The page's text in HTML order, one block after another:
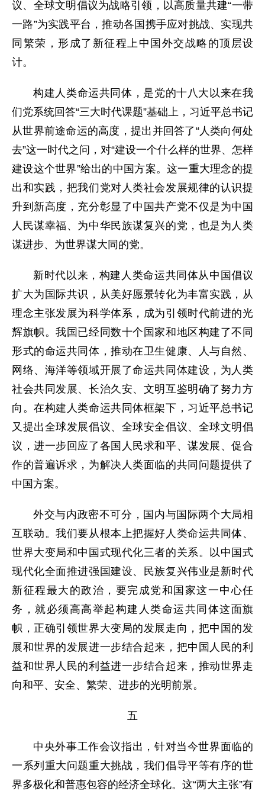
议、全球文明倡议为战略引领，以高质量共建“一带
一路”为实践平台，推动各国携手应对挑战、实现共
同繁荣，形成了新征程上中国外交战略的顶层设
计。
构建人类命运共同体，是党的十八大以来在我
们党系统回答“三大时代课题”基础上，习近平总书记
从世界前途命运的高度，提出并回答了“人类向何处
去”这一时代之问，对“建设一个什么样的世界、怎样
建设这个世界”给出的中国方案。这一重大理念的提
出和实践，把我们党对人类社会发展规律的认识提
升到新高度，充分彰显了中国共产党不仅是为中国
人民谋幸福、为中华民族谋复兴的党，也是为人类
谋进步、为世界谋大同的党。
新时代以来，构建人类命运共同体从中国倡议
扩大为国际共识，从美好愿景转化为丰富实践，从
理念主张发展为科学体系，成为引领时代前进的光
辉旗帜。我国已经同数十个国家和地区构建了不同
形式的命运共同体，推动在卫生健康、人与自然、
网络、海洋等领域开展了命运共同体建设，为人类
社会共同发展、长治久安、文明互鉴明确了努力方
向。在构建人类命运共同体框架下，习近平总书记
又提出全球发展倡议、全球安全倡议、全球文明倡
议，进一步回应了各国人民求和平、谋发展、促合
作的普遍诉求，为解决人类面临的共同问题提供了
中国方案。
外交与内政密不可分，国内与国际两个大局相
互联动。我们要从根本上把握好人类命运共同体、
世界大变局和中国式现代化三者的关系。以中国式
现代化全面推进强国建设、民族复兴伟业是新时代
新征程最大的政治，要完成党和国家这一中心任
务，就必须高高举起构建人类命运共同体这面旗
帜，正确引领世界大变局的发展走向，把中国的发
展和世界的发展进一步结合起来，把中国人民的利
益和世界人民的利益进一步结合起来，推动世界走
向和平、安全、繁荣、进步的光明前景。
五
中央外事工作会议指出，针对当今世界面临的
一系列重大问题重大挑战，我们倡导平等有序的世
界多极化和普惠包容的经济全球化。这“两大主张”有